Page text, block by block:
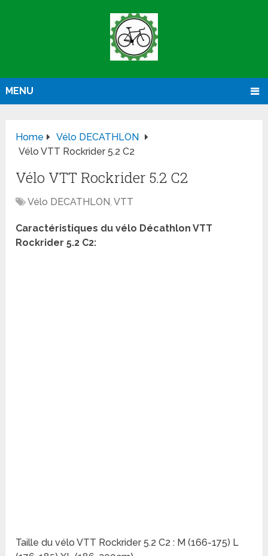
MENU
Home
Vélo DECATHLON
Vélo VTT Rockrider 5.2 C2
Vélo VTT Rockrider 5.2 C2
Vélo DECATHLON,VTT
Caractéristiques du vélo Décathlon VTT
Rockrider 5.2 C2:
Taille du vélo VTT Rockrider 5.2 C2 : M (166-175) L